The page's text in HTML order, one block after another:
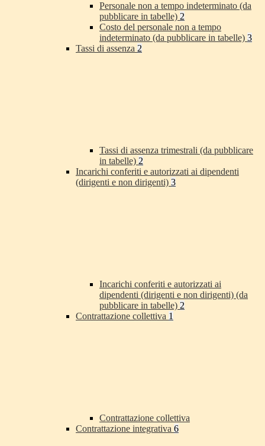
Personale non a tempo indeterminato (da
pubblicare in tabelle) 2
Costo del personale non a tempo
indeterminato (da pubblicare in tabelle) 3
Tassi di assenza 2
Tassi di assenza trimestrali (da pubblicare
in tabelle) 2
Incarichi conferiti e autorizzati ai dipendenti
(dirigenti e non dirigenti) 3
Incarichi conferiti e autorizzati ai
dipendenti (dirigenti e non dirigenti) (da
pubblicare in tabelle) 2
Contrattazione collettiva 1
Contrattazione collettiva
Contrattazione integrativa 6